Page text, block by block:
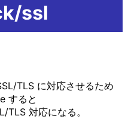
ssl
TLS に対応させるため
すると
対応になる。